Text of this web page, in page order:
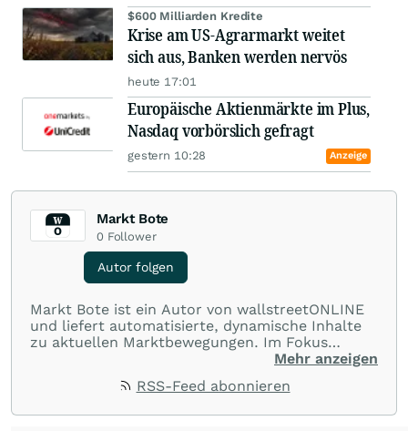
$600 Milliarden Kredite
Krise am US-Agrarmarkt weitet
sich aus, Banken werden nervös
heute 17:01
Europäische Aktienmärkte im Plus,
Nasdaq vorbörslich gefragt
gestern 10:28 Anzeige
Markt Bote
0 Follower
Autor folgen
Markt Bote ist ein Autor von wallstreetONLINE
und liefert automatisierte, dynamische Inhalte
zu aktuellen Marktbewegungen. Im Fokus
stehen Tops und Flops, Branchentrends und
Rohstoffe oder Krypto – die Beiträge sind kurz,
Mehr anzeigen
RSS-Feed abonnieren